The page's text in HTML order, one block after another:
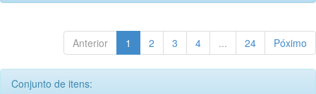
Anterior 1 2 3 4 ... 24 Póximo
Conjunto de itens: